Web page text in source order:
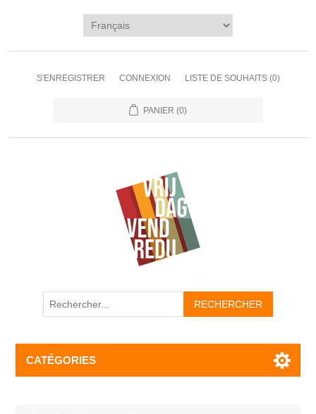
S'ENREGISTRER CONNEXION LISTE DE SOUHAITS (0)
PANIER (0)
CATÉGORIES